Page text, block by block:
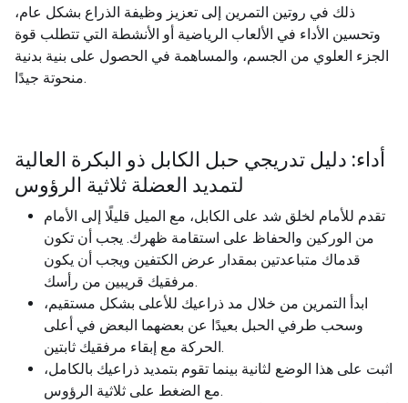
ذلك في روتين التمرين إلى تعزيز وظيفة الذراع بشكل عام،
وتحسين الأداء في الألعاب الرياضية أو الأنشطة التي تتطلب قوة
الجزء العلوي من الجسم، والمساهمة في الحصول على بنية بدنية
منحوتة جيدًا.
أداء: دليل تدريجي حبل الكابل ذو البكرة العالية
لتمديد العضلة ثلاثية الرؤوس
تقدم للأمام لخلق شد على الكابل، مع الميل قليلًا إلى الأمام
من الوركين والحفاظ على استقامة ظهرك. يجب أن تكون
قدماك متباعدتين بمقدار عرض الكتفين ويجب أن يكون
مرفقيك قريبين من رأسك.
ابدأ التمرين من خلال مد ذراعيك للأعلى بشكل مستقيم،
وسحب طرفي الحبل بعيدًا عن بعضهما البعض في أعلى
الحركة مع إبقاء مرفقيك ثابتين.
اثبت على هذا الوضع لثانية بينما تقوم بتمديد ذراعيك بالكامل،
مع الضغط على ثلاثية الرؤوس.